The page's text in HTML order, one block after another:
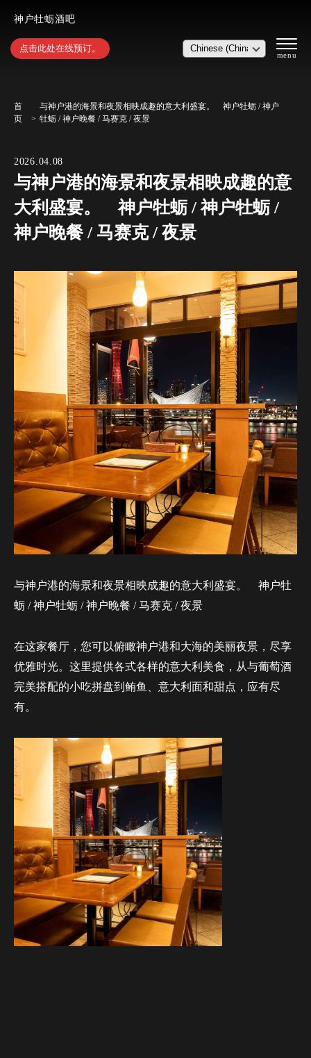
神户牡蛎酒吧
点击此处在线预订。
首
页
与神户港的海景和夜景相映成趣的意大利盛宴。 神户牡蛎 / 神户
牡蛎 / 神户晚餐 / 马赛克 / 夜景
2026.04.08
与神户港的海景和夜景相映成趣的意
大利盛宴。 神户牡蛎 / 神户牡蛎 /
神户晚餐 / 马赛克 / 夜景
与神户港的海景和夜景相映成趣的意大利盛宴。 神户牡
蛎 / 神户牡蛎 / 神户晚餐 / 马赛克 / 夜景
在这家餐厅，您可以俯瞰神户港和大海的美丽夜景，尽享
优雅时光。这里提供各式各样的意大利美食，从与葡萄酒
完美搭配的小吃拼盘到鲔鱼、意大利面和甜点，应有尽
有。